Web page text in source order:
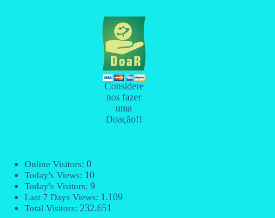
Considere
nos fazer
uma
Doação!!
Online Visitors: 0
Today's Views: 10
Today's Visitors: 9
Last 7 Days Views: 1.109
Total Visitors: 232.651